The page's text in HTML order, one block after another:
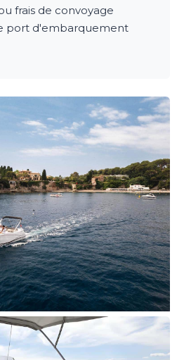
frais de convoyage
port d'embarquement